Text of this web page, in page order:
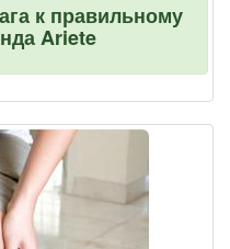
к правильному
Ariete